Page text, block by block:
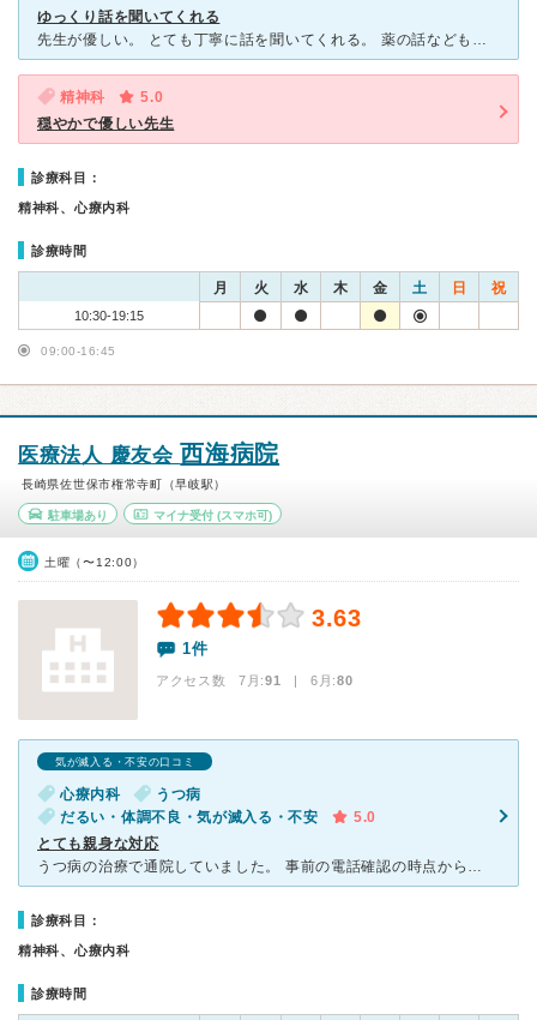
ゆっくり話を聞いてくれる
先生が優しい。 とても丁寧に話を聞いてくれる。 薬の話なども詳しくしてくれるから助かる。 今までは、話をろくに聞かずに 薬を増やす所ばかりだったから、 減らせるようにしていきましょう。 ま
精神科
5.0
穏やかで優しい先生
診療科目：
精神科、心療内科
診療時間
月 火 水 木 金 土 日 祝
10:30-19:15
09:00-16:45
医療法人 慶友会 西海病院
長崎県佐世保市権常寺町（早岐駅）
駐車場あり マイナ受付(スマホ可)
土曜（〜12:00）
3.63
1件
アクセス数 7月:91 | 6月:80
気が滅入る・不安の口コミ
心療内科
うつ病
だるい・体調不良・気が滅入る・不安
5.0
とても親身な対応
うつ病の治療で通院していました。 事前の電話確認の時点からスタッフの方が丁寧に対応してくれ、来院を親切に勧めてくれました。 院長先生が担当医だったのですが、とにかく親身にゆっくりと話しをきいてくれ
診療科目：
精神科、心療内科
診療時間